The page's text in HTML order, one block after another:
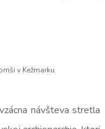
v Kežmarku.
návšteva stretla